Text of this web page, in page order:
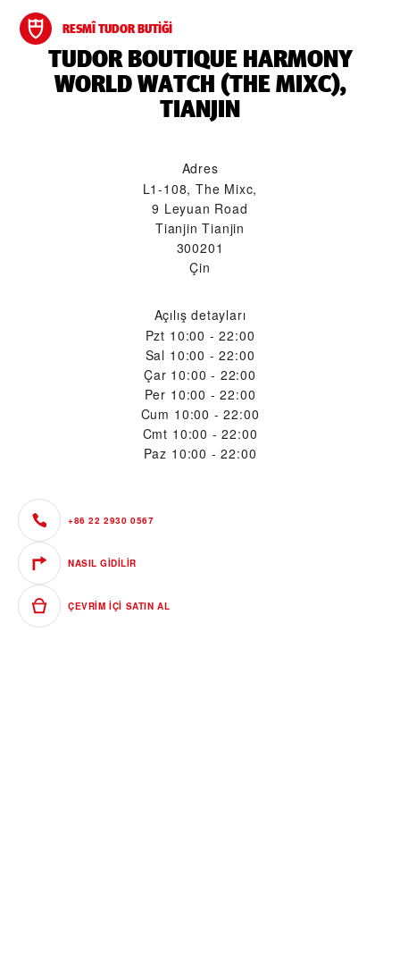
RESMÎ TUDOR BUTIĞI
‭TUDOR BOUTIQUE HARMONY
WORLD WATCH (THE MIXC),
TIANJIN‬
Adres
L1-108, The Mixc,
9 Leyuan Road
Tianjin Tianjin
300201
Çin
Açılış detayları
Pzt 10:00 - 22:00
Sal 10:00 - 22:00
Çar 10:00 - 22:00
Per 10:00 - 22:00
Cum 10:00 - 22:00
Cmt 10:00 - 22:00
Paz 10:00 - 22:00
+86 22 2930 0567
NASIL GIDILIR
ÇEVRIM IÇI SATIN AL